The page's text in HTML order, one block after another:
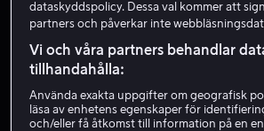
Jody
dataskyddspolicy. Dessa val kommer att
partners och påverkar inte
Vi och våra partners behandlar
tillhandahålla:
Använda exakta uppgifter om geografisk
läsa av enhetens egenskaper för
och/eller få åtkomst till information på en